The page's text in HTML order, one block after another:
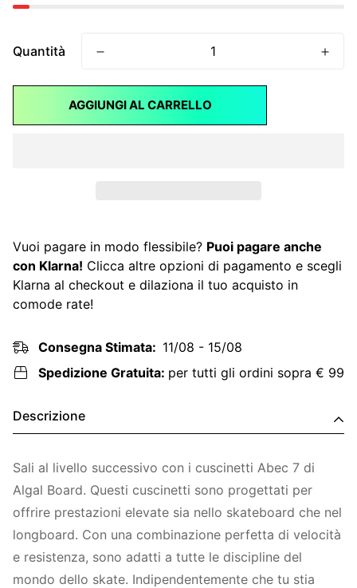
Quantità
AGGIUNGI AL CARRELLO
Vuoi pagare in modo flessibile? Puoi pagare anche
con Klarna! Clicca altre opzioni di pagamento e scegli
Klarna al checkout e dilaziona il tuo acquisto in
comode rate!
Consegna Stimata: 11/08 - 15/08
Spedizione Gratuita: per tutti gli ordini sopra € 99
Descrizione
Sali al livello successivo con i cuscinetti Abec 7 di
Algal Board. Questi cuscinetti sono progettati per
offrire prestazioni elevate sia nello skateboard che nel
longboard. Con una combinazione perfetta di velocità
e resistenza, sono adatti a tutte le discipline del
mondo dello skate. Indipendentemente che tu stia